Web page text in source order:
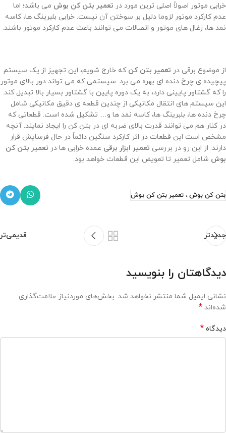
خرابی موتور اصولاً اصلی ترین مورد در تعمیر بتن کن بوش می باشد؛ اما
عدم کارکرد موتور لزوما دلیل بر سوختن آن نیست. خرابی بلبرینگ ها، کاسه
نمد ها، زغال های موتور و اتصالات می ‌توانند باعث عدم کارکرد موتور باشند.
از موضوع برقی در تعمیر بتن کنکه خارج شویم، این تجهیز از یک سیستم
پیچیده ی چرخ دنده ای بهره می برد. سیستمی که می تواند دور بالای موتور
را که گشتاور پایینی دارد، به یک دوره پایین با گشتاور بسیار بالا تبدیل کند.
این سیستم های انتقال مکانیکی از چندین قطعه ی دقیق مکانیکی شامل
چرخ دنده ها، بلبرینگ ها، کاسه نمد ها و… تشکیل شده است. قطعاتی که
در کنار هم می توانند قدرت بالای ضربه ای در بتن کن را ایجاد نمایند. آنچه
مشخص است این قطعات در اثر کارکرد سنگین دائماً در حال فرسایش قرار
دارند. از این رو در بررسی تعمیر ابزار برقی عمده خرابی ها در تعمیر بتن کن
بوش شامل تعمیر تا تعویض این قطعات خواهد بود.
بتن کن بوش ، تعمیر بتن کن بوش
جدیدتر قدیمی‌تر
دیدگاهتان را بنویسید
نشانی ایمیل شما منتشر نخواهد شد. بخش‌های موردنیاز علامت‌گذاری
شده‌اند *
دیدگاه *